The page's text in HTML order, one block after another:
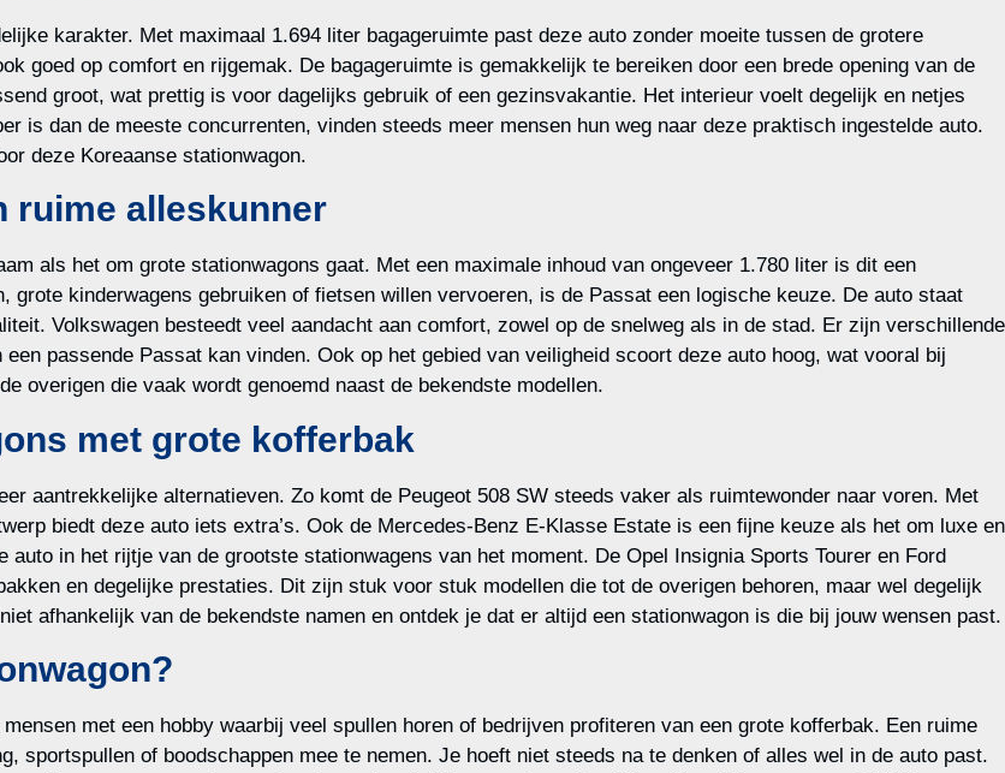
karakter. Met maximaal 1.694 liter bagageruimte past deze auto zonder moeite tussen de grotere
goed op comfort en rijgemak. De bagageruimte is gemakkelijk te bereiken door een brede opening van de
groot, wat prettig is voor dagelijks gebruik of een gezinsvakantie. Het interieur voelt degelijk en netjes
is dan de meeste concurrenten, vinden steeds meer mensen hun weg naar deze praktisch ingestelde auto.
deze Koreaanse stationwagon.
ruime alleskunner
als het om grote stationwagons gaat. Met een maximale inhoud van ongeveer 1.780 liter is dit een
grote kinderwagens gebruiken of fietsen willen vervoeren, is de Passat een logische keuze. De auto staat
Volkswagen besteedt veel aandacht aan comfort, zowel op de snelweg als in de stad. Er zijn verschillende
passende Passat kan vinden. Ook op het gebied van veiligheid scoort deze auto hoog, wat vooral bij
overigen die vaak wordt genoemd naast de bekendste modellen.
met grote kofferbak
aantrekkelijke alternatieven. Zo komt de Peugeot 508 SW steeds vaker als ruimtewonder naar voren. Met
biedt deze auto iets extra’s. Ook de Mercedes-Benz E-Klasse Estate is een fijne keuze als het om luxe en
in het rijtje van de grootste stationwagens van het moment. De Opel Insignia Sports Tourer en Ford
en degelijke prestaties. Dit zijn stuk voor stuk modellen die tot de overigen behoren, maar wel degelijk
afhankelijk van de bekendste namen en ontdek je dat er altijd een stationwagon is die bij jouw wensen past.
met een hobby waarbij veel spullen horen of bedrijven profiteren van een grote kofferbak. Een ruime
sportspullen of boodschappen mee te nemen. Je hoeft niet steeds na te denken of alles wel in de auto past.